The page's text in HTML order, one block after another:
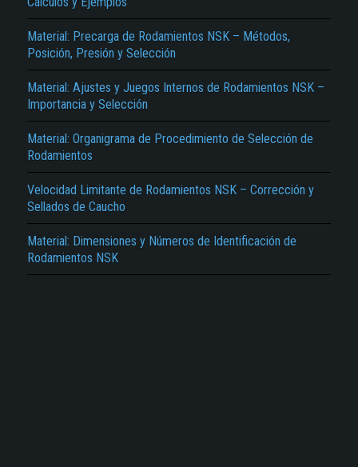
Material: Precarga de Rodamientos NSK – Métodos,
Posición, Presión y Selección
Material: Ajustes y Juegos Internos de Rodamientos NSK –
Importancia y Selección
Material: Organigrama de Procedimiento de Selección de
Rodamientos
Velocidad Limitante de Rodamientos NSK – Corrección y
Sellados de Caucho
Material: Dimensiones y Números de Identificación de
Rodamientos NSK
El Título es incorrecto según el contenido.
Texto o Imagen de portada son erróneos.
No carga o no se visualiza el contenido.
Reportar otro tipo de error...